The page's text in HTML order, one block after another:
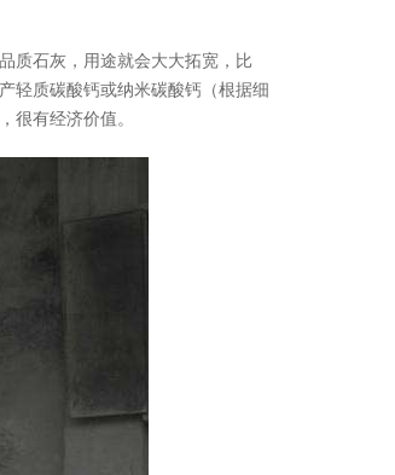
质石灰，用途就会大大拓宽，比
轻质碳酸钙或纳米碳酸钙（根据细
很有经济价值。